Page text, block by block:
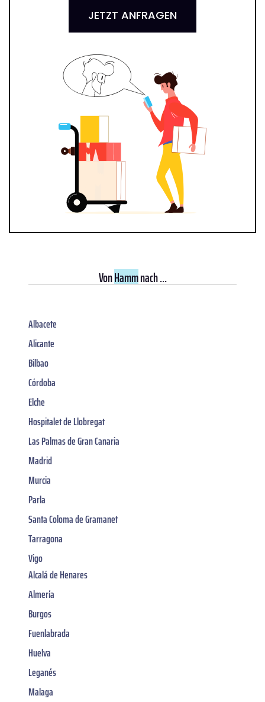
JETZT ANFRAGEN
VonHammnach ...
Albacete
Alicante
Bilbao
Córdoba
Elche
Hospitalet de Llobregat
Las Palmas de Gran Canaria
Madrid
Murcia
Parla
Santa Coloma de Gramanet
Tarragona
Vigo
Alcalá de Henares
Almería
Burgos
Fuenlabrada
Huelva
Leganés
Malaga